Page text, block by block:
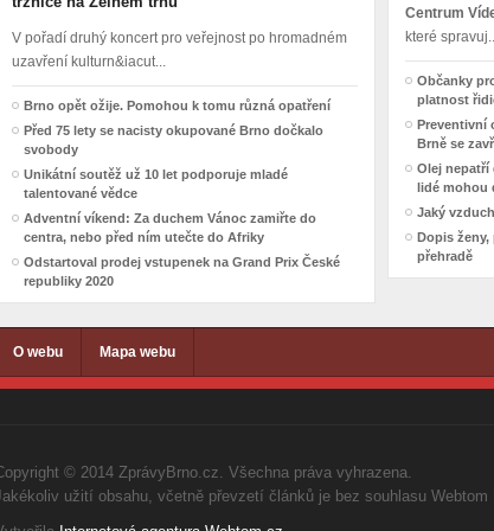
V pořadí druhý koncert pro veřejnost po hromadném
uzavření kulturn&iacut...
Brno opět ožije. Pomohou k tomu různá opatření
Před 75 lety se nacisty okupované Brno dočkalo
svobody
Unikátní soutěž už 10 let podporuje mladé
talentované vědce
Adventní víkend: Za duchem Vánoc zamiřte do
centra, nebo před ním utečte do Afriky
Odstartoval prodej vstupenek na Grand Prix České
republiky 2020
Centrum
které
Občanky
platnost
Preventivní
Brně se
Olej nepatří
lidé mohou
Jaký
Dopis
přehradě
O webu Mapa webu
© 2014 ZprávyBrno.cz. Všechna práva vyhrazena.
užití obsahu, včetně převzetí článků je bez souhlasu Webtom